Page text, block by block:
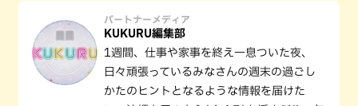
パートナーメディア
KUKURU編集部
1週間、仕事や家事を終え一息ついた夜、
日々頑張っているみなさんの週末の過ごし
かたのヒントとなるような情報を届けた